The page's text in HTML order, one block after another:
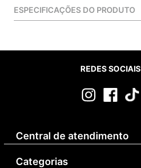
ESPECIFICAÇÕES DO PRODUTO
REDES SOCIAIS
Central de atendimento
Categorias